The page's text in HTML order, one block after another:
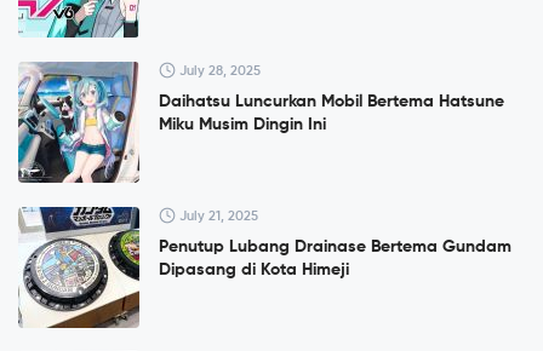
July 28, 2025
Daihatsu Luncurkan Mobil Bertema Hatsune
Miku Musim Dingin Ini
July 21, 2025
Penutup Lubang Drainase Bertema Gundam
Dipasang di Kota Himeji